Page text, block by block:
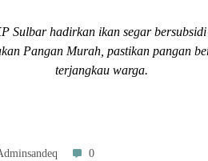
Sulbar hadirkan ikan segar
Pangan Murah, pastikan pangan
terjangkau warga.
0